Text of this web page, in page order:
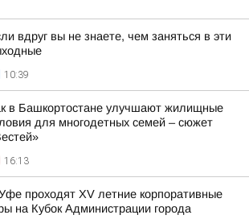
вдруг вы не знаете, чем заняться в эти
10:39
в Башкортостане улучшают жилищные
для многодетных семей – сюжет
16:13
проходят XV летние корпоративные
на Кубок Администрации города